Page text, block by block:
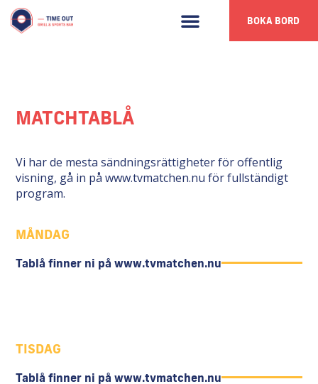
BOKA BORD
MATCHTABLÅ
Vi har de mesta sändningsrättigheter för offentlig
visning, gå in på www.tvmatchen.nu för fullständigt
program.
MÅNDAG
Tablå finner ni på www.tvmatchen.nu
TISDAG
Tablå finner ni på www.tvmatchen.nu